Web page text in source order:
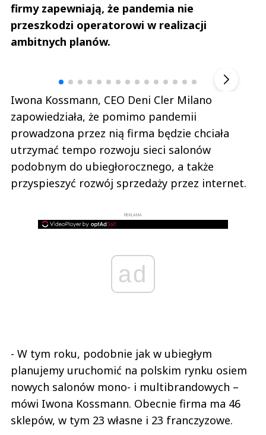
firmy zapewniają, że pandemia nie
przeszkodzi operatorowi w realizacji
ambitnych planów.
Iwona Kossmann, CEO Deni Cler Milano
zapowiedziała, że pomimo pandemii
prowadzona przez nią firma będzie chciała
utrzymać tempo rozwoju sieci salonów
podobnym do ubiegłorocznego, a także
przyspieszyć rozwój sprzedaży przez internet.
REKLAMA
ad
- W tym roku, podobnie jak w ubiegłym
planujemy uruchomić na polskim rynku osiem
nowych salonów mono- i multibrandowych –
mówi Iwona Kossmann. Obecnie firma ma 46
sklepów, w tym 23 własne i 23 franczyzowe.